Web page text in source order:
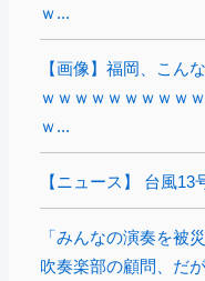
ｗ...
【画像】福岡、こん
ｗｗｗｗｗｗｗｗｗ
ｗ...
【ニュース】 台風13
「みんなの演奏を被
吹奏楽部の顧問、だ